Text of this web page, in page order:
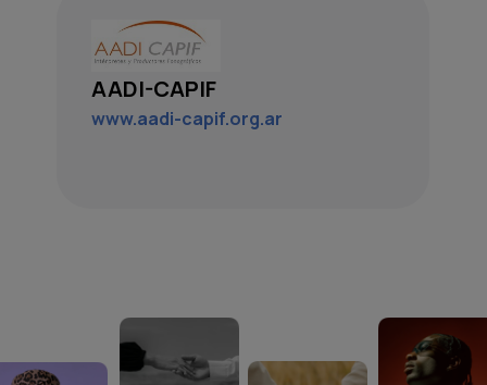
AADI-CAPIF
www.aadi-capif.org.ar